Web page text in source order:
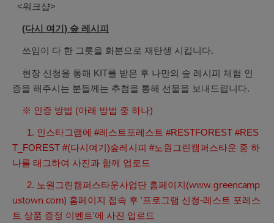
<워크샵>
(다시 여기) 숲 레시피
쓰임이 다 한 그릇을 화분으로 재탄생 시킵니다.
현장 신청을 통해 KIT를 받은 후 나만의 숲 레시피 체험 인
증을 해주시는 분들께는 추첨을 통해 선물을 보내드립니다.
※ 인증 방법 (아래 방법 중 하나)
1. 인스타그램에 #레스트포레스트 #RESTFOREST #RES
T_FOREST #(다시여기)숲레시피 #노원그린캠퍼스타운 중 하
나를 태그하여 사진과 함께 업로드
2. 노원그린캠퍼스타운사업단 홈페이지(www.greencamp
ustown.com) 홈페이지 접속 후 '프로그램 신청-레스트 포레스
트 상품 증정 이벤트'에 사진 업로드